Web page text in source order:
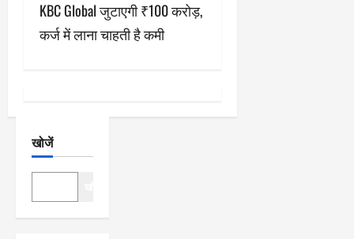
श
न
KBC Global जुटाएगी ₹100 करोड़,
कर्ज में लाना चाहती है कमी
खोजें